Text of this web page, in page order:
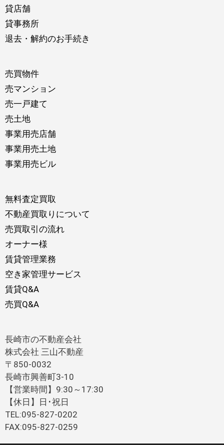
貸店舗
貸事務所
退去・解約のお手続き
売買物件
売マンション
売一戸建て
売土地
事業用売店舗
事業用売土地
事業用売ビル
無料査定買取
不動産買取りについて
売買取引の流れ
オーナー様
賃貸管理業務
空き家管理サービス
賃貸Q&A
売買Q&A
長崎市の不動産会社
株式会社 三山不動産
〒850-0032
長崎市興善町3-10
【営業時間】9:30～17:30
【休日】日･祝日
TEL:095-827-0202
FAX:095-827-0259